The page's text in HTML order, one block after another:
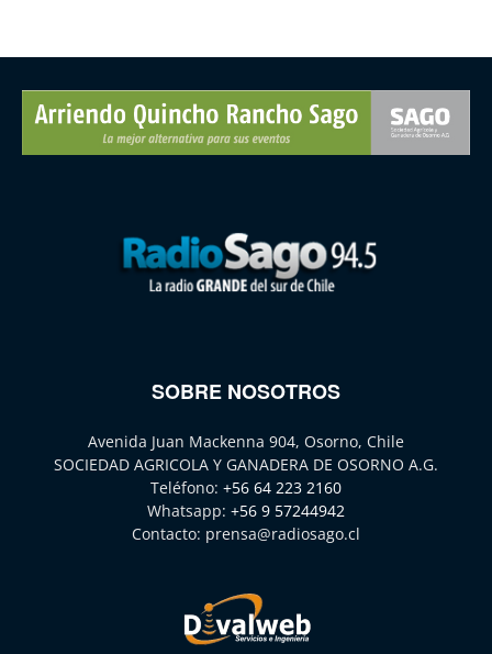
SOBRE NOSOTROS
Avenida Juan Mackenna 904, Osorno, Chile
SOCIEDAD AGRICOLA Y GANADERA DE OSORNO A.G.
Teléfono: +56 64 223 2160
Whatsapp: +56 9 57244942
Contacto: prensa@radiosago.cl